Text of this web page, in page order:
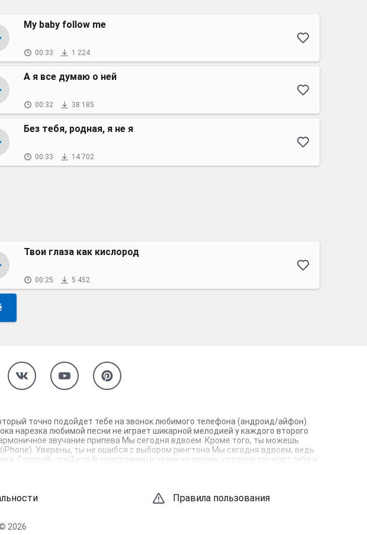
My baby follow me
00:33 1 224
А я все думаю о ней
00:32 38 185
Без тебя, родная, я не я
00:33 14 702
Твои глаза как кислород
00:25 5 452
точно подойдет тебе на звонок любимого телефона (андроид/айфон).
нарезка любимой песни не играет шикарной мелодией у каждого второго
звучание припева Мы сегодня вдвоем. Кроме того, ты можешь
Уверены, ты не ошибся с выбором рингтона Мы сегодня вдвоем, ведь
Соловей - mp3 и m4r композиции и звуки на звонок, которые зацепят тебя и
Правила пользования
2026